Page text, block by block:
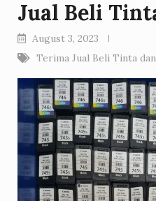
Jual Beli
August 3, 2023
Terima Jual Beli Tinta